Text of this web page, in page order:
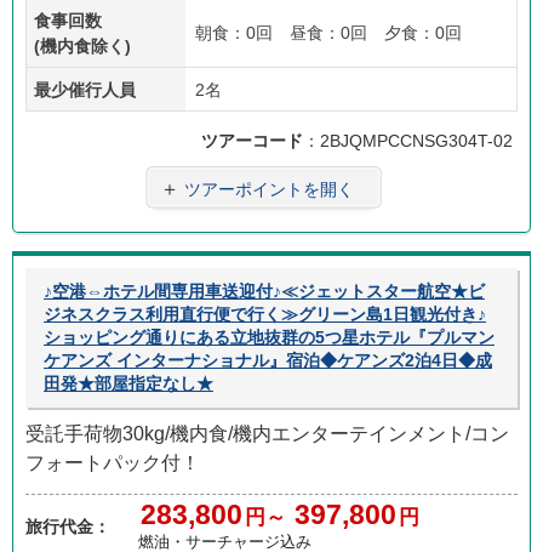
食事回数
(機内食除く)
朝食：0回 昼食：0回 夕食：0回
最少催行人員 2名
ツアーコード ：2BJQMPCCNSG304T-02
＋ ツアーポイントを開く
♪空港⇔ホテル間専用車送迎付♪≪ジェットスター航空★ビ
ジネスクラス利用直行便で行く≫グリーン島1日観光付き♪
ショッピング通りにある立地抜群の5つ星ホテル『プルマン
ケアンズ インターナショナル』宿泊◆ケアンズ2泊4日◆成
田発★部屋指定なし★
受託手荷物30kg/機内食/機内エンターテインメント/コン
フォートパック付！
旅行代金： 283,800 円～ 397,800 円
燃油・サーチャージ込み